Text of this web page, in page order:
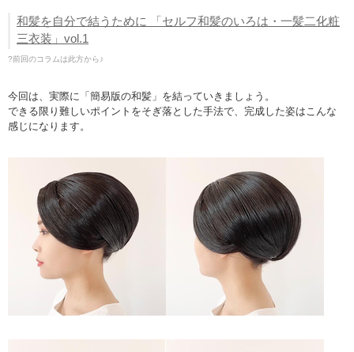
和髪を自分で結うために 「セルフ和髪のいろは・一髪二化粧
三衣装」vol.1
?前回のコラムは此方から♪
今回は、実際に「簡易版の和髪」を結っていきましょう。
できる限り難しいポイントをそぎ落とした手法で、完成した姿はこんな
感じになります。